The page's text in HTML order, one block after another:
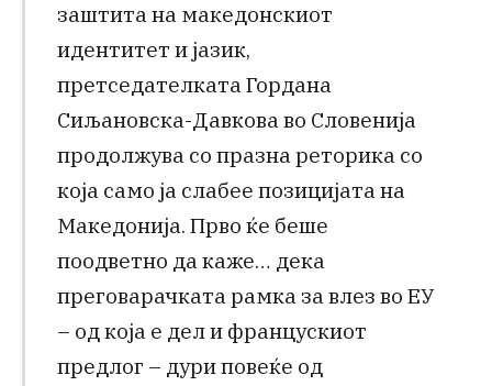
заштита на македонскиот
идентитет и јазик,
претседателката Гордана
Сиљановска-Давкова во Словенија
продолжува со празна реторика со
која само ја слабее позицијата на
Македонија. Прво ќе беше
поодветно да каже… дека
преговарачката рамка за влез во ЕУ
– од која е дел и францускиот
предлог – дури повеќе од